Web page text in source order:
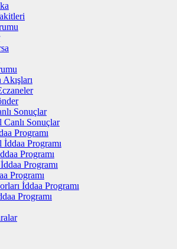
Sonuçlar
Canlı Sonuçlar
Programı
İddaa Programı
Programı
Programı
Programı
İddaa Programı
Programı